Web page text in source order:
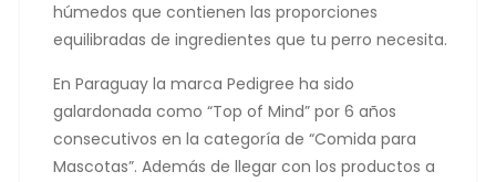
húmedos que contienen las proporciones
equilibradas de ingredientes que tu perro necesita.
En Paraguay la marca Pedigree ha sido
galardonada como “Top of Mind” por 6 años
consecutivos en la categoría de “Comida para
Mascotas”. Además de llegar con los productos a